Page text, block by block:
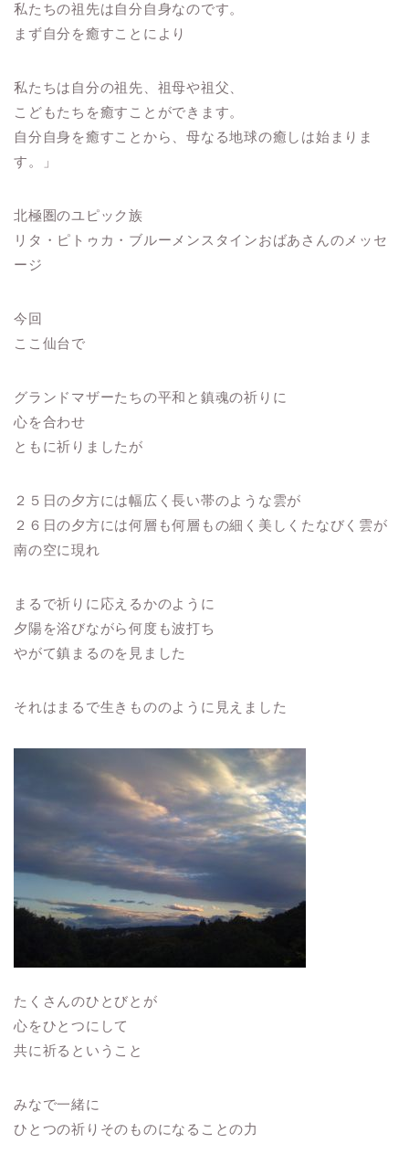
私たちの祖先は自分自身なのです。
まず自分を癒すことにより
私たちは自分の祖先、祖母や祖父、
こどもたちを癒すことができます。
自分自身を癒すことから、母なる地球の癒しは始まりま
す。」
北極圏のユピック族
リタ・ピトゥカ・ブルーメンスタインおばあさんのメッセ
ージ
今回
ここ仙台で
グランドマザーたちの平和と鎮魂の祈りに
心を合わせ
ともに祈りましたが
２５日の夕方には幅広く長い帯のような雲が
２６日の夕方には何層も何層もの細く美しくたなびく雲が
南の空に現れ
まるで祈りに応えるかのように
夕陽を浴びながら何度も波打ち
やがて鎮まるのを見ました
それはまるで生きもののように見えました
たくさんのひとびとが
心をひとつにして
共に祈るということ
みなで一緒に
ひとつの祈りそのものになることの力